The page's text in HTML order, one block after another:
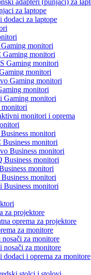
adapteri (punjači) za
za laptope
dodaci za laptope
monitori
Gaming monitori
Gaming monitori
monitori
Gaming monitori
monitori
Gaming monitori
monitori i oprema
monitori
Business monitori
Business monitori
Business monitori
monitori
Business monitori
Business monitori
za projektore
oprema za projektore
za monitore
za monitore
nosači za monitore
dodaci i oprema za monitore